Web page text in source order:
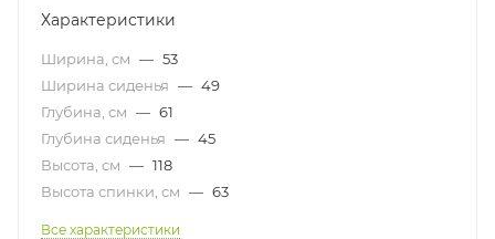
Характеристики
Ширина, см — 53
Ширина сиденья — 49
Глубина, см — 61
Глубина сиденья — 45
Высота, см — 118
Высота спинки, см — 63
Все характеристики